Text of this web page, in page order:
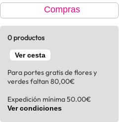
Compras
0 productos
Ver cesta
Para portes gratis de flores y
verdes faltan 80,00€
Expedición mínima 50.00€
Ver condiciones